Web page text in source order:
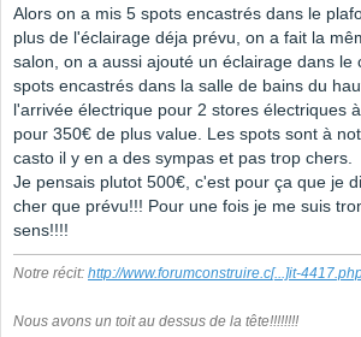
Alors on a mis 5 spots encastrés dans le
plus de l'éclairage déja prévu, on a fait la
salon, on a aussi ajouté un éclairage dans le
spots encastrés dans la salle de bains du
l'arrivée électrique pour 2 stores électriques
pour 350€ de plus value. Les spots sont à
casto il y en a des sympas et pas trop chers.
Je pensais plutot 500€, c'est pour ça que je
cher que prévu!!! Pour une fois je me suis
sens!!!!
Notre récit: http://www.forumconstruire.c[...]it-
Nous avons un toit au dessus de la tête!!!!!!!!